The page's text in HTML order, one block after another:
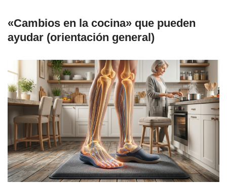
«Cambios en la cocina» que pueden
ayudar (orientación general)